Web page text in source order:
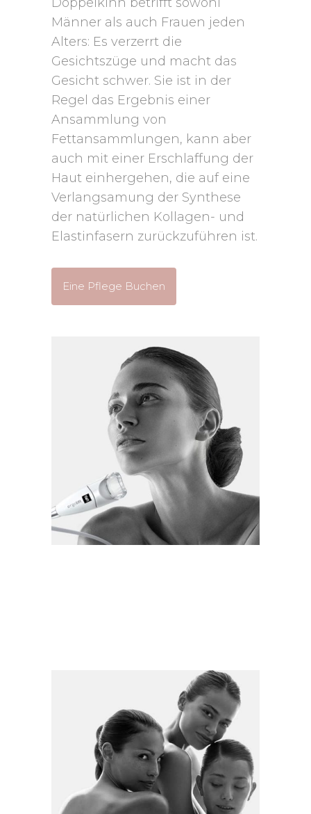
Männer als auch Frauen jeden
Alters: Es verzerrt die
Gesichtszüge und macht das
Gesicht schwer. Sie ist in der
Regel das Ergebnis einer
Ansammlung von
Fettansammlungen, kann aber
auch mit einer Erschlaffung der
Haut einhergehen, die auf eine
Verlangsamung der Synthese
der natürlichen Kollagen- und
Elastinfasern zurückzuführen ist.
Eine Pflege Buchen